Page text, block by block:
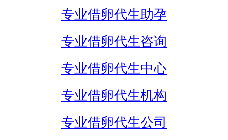
专业借卵代生助孕
专业借卵代生咨询
专业借卵代生中心
专业借卵代生机构
专业借卵代生公司